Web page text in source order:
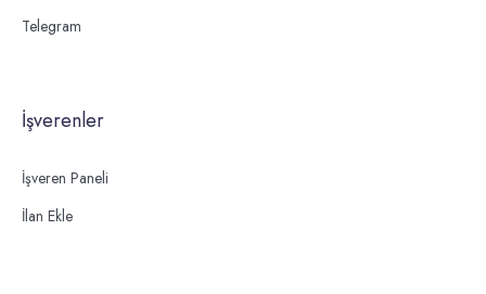
Telegram
İşverenler
İşveren Paneli
İlan Ekle